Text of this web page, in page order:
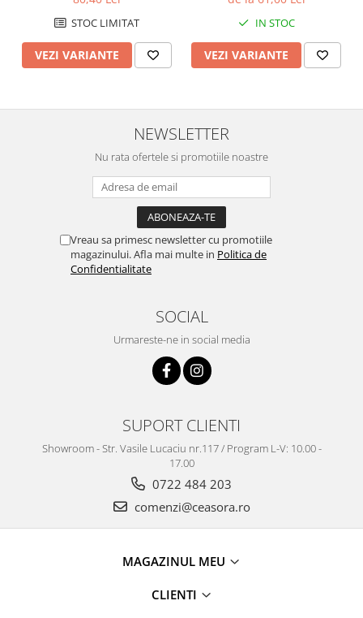
STOC LIMITAT
VEZI VARIANTE
IN STOC
VEZI VARIANTE
NEWSLETTER
Nu rata ofertele si promotiile noastre
Vreau sa primesc newsletter cu promotiile
magazinului. Afla mai multe in Politica de
Confidentialitate
SOCIAL
Urmareste-ne in social media
SUPORT CLIENTI
Showroom - Str. Vasile Lucaciu nr.117 / Program L-V: 10.00 -
17.00
0722 484 203
comenzi@ceasora.ro
MAGAZINUL MEU
CLIENTI